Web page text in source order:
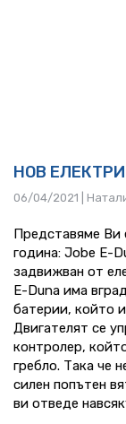
НОВ
06/04/2021 |
Представяме Ви
година: Jobe E-
задвижван от
E-Duna има
батерии, който
Двигателят се
контролер,
гребло. Така че
силен попътен
ви отведе